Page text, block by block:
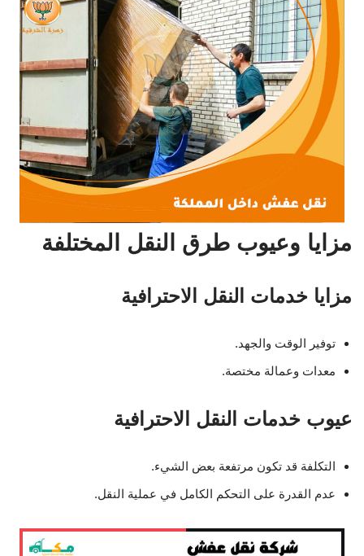
مزايا وعيوب طرق النقل المختلفة
مزايا خدمات النقل الاحترافية
توفير الوقت والجهد.
معدات وعمالة مختصة.
عيوب خدمات النقل الاحترافية
التكلفة قد تكون مرتفعة بعض الشيء.
عدم القدرة على التحكم الكامل في عملية النقل.